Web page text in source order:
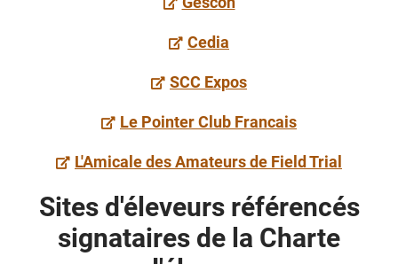
Cedia
SCC Expos
Le Pointer Club Francais
L'Amicale des Amateurs de Field Trial
Sites d'éleveurs référencés
signataires de la Charte